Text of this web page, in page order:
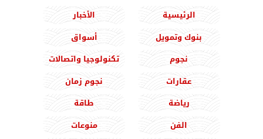
الرئيسية
الأخبار
بنوك وتمويل
أسواق
نجوم
تكنولوجيا واتصالات
عقارات
نجوم زمان
رياضة
طاقة
الفن
منوعات